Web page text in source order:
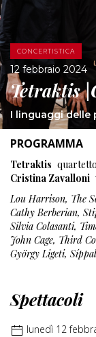
CONCERTISTICA
12 febbraio 2024
Tetraktis
I linguaggi delle
PROGRAMMA
Tetraktis
Cristina Zavalloni
Lou Harrison, The
Cathy Berberian,
Silvia Colasanti,
John Cage, Third
György Ligeti,
Spettacoli
lunedì 12